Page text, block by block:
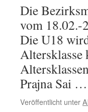
Die
vom 18.02.-
Die U18
Altersklasse
Prajna Sai …
Veröffentlicht unter